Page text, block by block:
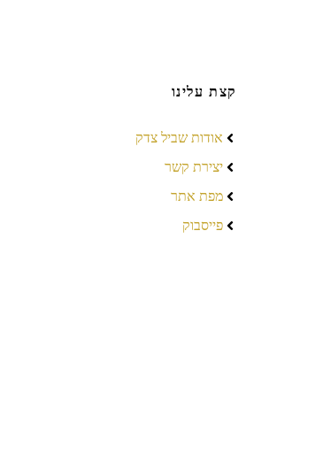
קצת עלינו
אודות שביל צדק
יצירת קשר
מפת אתר
פייסבוק